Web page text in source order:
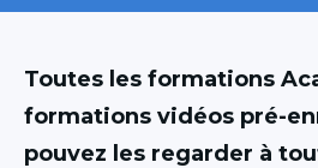
Toutes les formations
formations vidéos pré-
pouvez les regarder à